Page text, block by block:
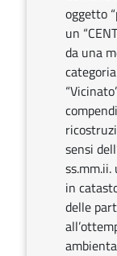
oggetto
un
da una
sensi
in
delle